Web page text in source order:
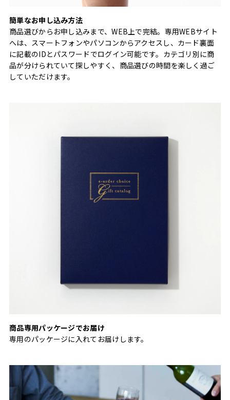
簡単なお申し込み方法
商品選びからお申し込みまで、WEB上で完結。専用WEBサイト
へは、スマートフォンやパソコンからアクセスし、カード裏面
に記載のIDとパスワードでログイン可能です。カテゴリ別に商
品が分けられていて探しやすく、商品選びの時間を楽しく過ご
していただけます。
商品専用パッケージでお届け
専用のパッケージに入れてお届けします。